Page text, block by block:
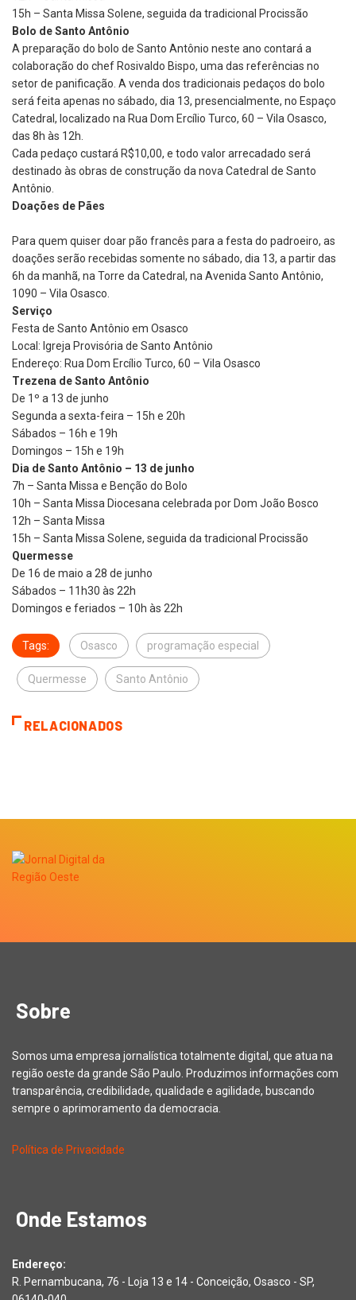
15h – Santa Missa Solene, seguida da tradicional Procissão
Bolo de Santo Antônio
A preparação do bolo de Santo Antônio neste ano contará a
colaboração do chef Rosivaldo Bispo, uma das referências no
setor de panificação. A venda dos tradicionais pedaços do bolo
será feita apenas no sábado, dia 13, presencialmente, no Espaço
Catedral, localizado na Rua Dom Ercílio Turco, 60 – Vila Osasco,
das 8h às 12h.
Cada pedaço custará R$10,00, e todo valor arrecadado será
destinado às obras de construção da nova Catedral de Santo
Antônio.
Doações de Pães
Para quem quiser doar pão francês para a festa do padroeiro, as
doações serão recebidas somente no sábado, dia 13, a partir das
6h da manhã, na Torre da Catedral, na Avenida Santo Antônio,
1090 – Vila Osasco.
Serviço
Festa de Santo Antônio em Osasco
Local: Igreja Provisória de Santo Antônio
Endereço: Rua Dom Ercílio Turco, 60 – Vila Osasco
Trezena de Santo Antônio
De 1º a 13 de junho
Segunda a sexta-feira – 15h e 20h
Sábados – 16h e 19h
Domingos – 15h e 19h
Dia de Santo Antônio – 13 de junho
7h – Santa Missa e Benção do Bolo
10h – Santa Missa Diocesana celebrada por Dom João Bosco
12h – Santa Missa
15h – Santa Missa Solene, seguida da tradicional Procissão
Quermesse
De 16 de maio a 28 de junho
Sábados – 11h30 às 22h
Domingos e feriados – 10h às 22h
Tags: Osasco programação especial
Quermesse Santo Antônio
RELACIONADOS
Sobre
Somos uma empresa jornalística totalmente digital, que atua na
região oeste da grande São Paulo. Produzimos informações com
transparência, credibilidade, qualidade e agilidade, buscando
sempre o aprimoramento da democracia.
Política de Privacidade
Onde Estamos
Endereço:
R. Pernambucana, 76 - Loja 13 e 14 - Conceição, Osasco - SP,